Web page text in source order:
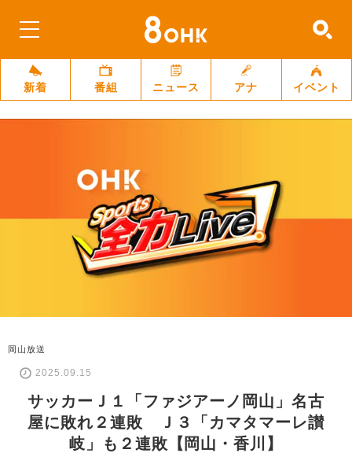
新着 番組 ニュース アナ イベント
岡山放送
2025.09.15
サッカーＪ１「ファジアーノ岡山」名古
屋に敗れ２連敗 Ｊ３「カマタマーレ讃
岐」も２連敗【岡山・香川】